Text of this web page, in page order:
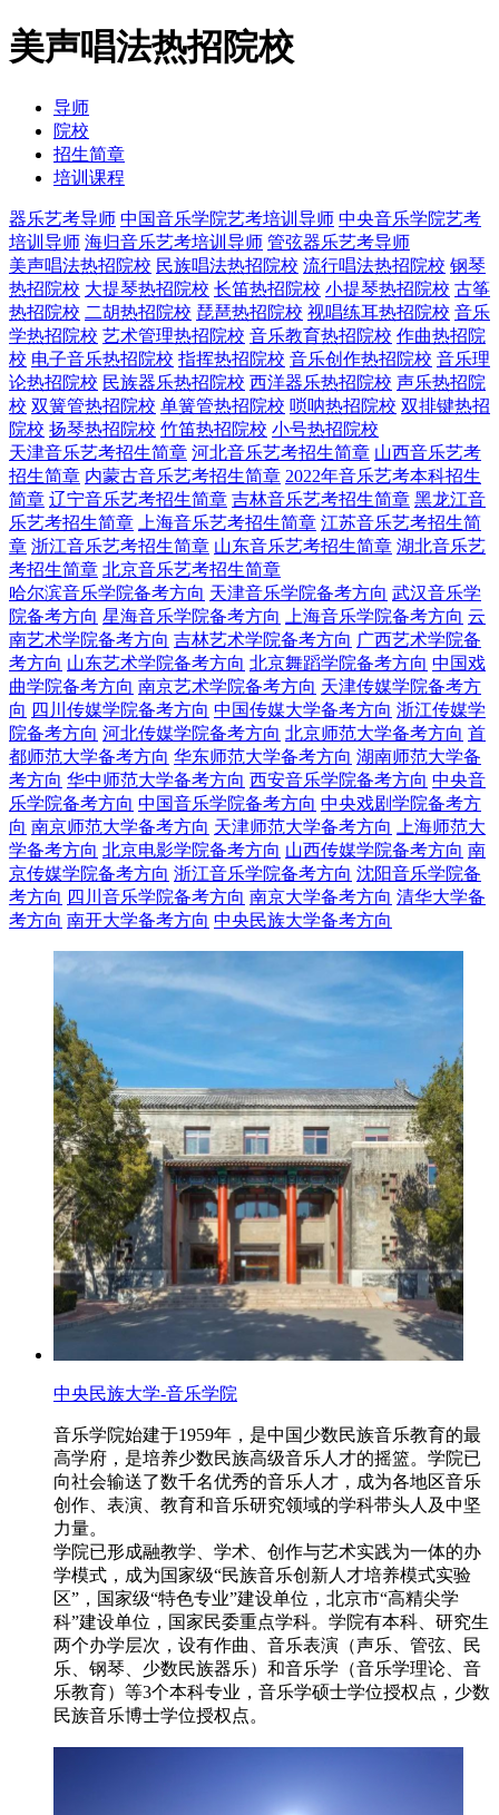
美声唱法热招院校
导师
院校
招生简章
培训课程
器乐艺考导师 中国音乐学院艺考培训导师 中央音乐学院艺考
培训导师 海归音乐艺考培训导师 管弦器乐艺考导师
美声唱法热招院校 民族唱法热招院校 流行唱法热招院校 钢琴
热招院校 大提琴热招院校 长笛热招院校 小提琴热招院校 古筝
热招院校 二胡热招院校 琵琶热招院校 视唱练耳热招院校 音乐
学热招院校 艺术管理热招院校 音乐教育热招院校 作曲热招院
校 电子音乐热招院校 指挥热招院校 音乐创作热招院校 音乐理
论热招院校 民族器乐热招院校 西洋器乐热招院校 声乐热招院
校 双簧管热招院校 单簧管热招院校 唢呐热招院校 双排键热招
院校 扬琴热招院校 竹笛热招院校 小号热招院校
天津音乐艺考招生简章 河北音乐艺考招生简章 山西音乐艺考
招生简章 内蒙古音乐艺考招生简章 2022年音乐艺考本科招生
简章 辽宁音乐艺考招生简章 吉林音乐艺考招生简章 黑龙江音
乐艺考招生简章
上海音乐艺考招生简章 江苏音乐艺考招生简
章 浙江音乐艺考招生简章 山东音乐艺考招生简章 湖北音乐艺
考招生简章 北京音乐艺考招生简章
哈尔滨音乐学院备考方向 天津音乐学院备考方向 武汉音乐学
院备考方向 星海音乐学院备考方向 上海音乐学院备考方向 云
南艺术学院备考方向 吉林艺术学院备考方向 广西艺术学院备
考方向 山东艺术学院备考方向 北京舞蹈学院备考方向 中国戏
曲学院备考方向 南京艺术学院备考方向 天津传媒学院备考方
向 四川传媒学院备考方向 中国传媒大学备考方向 浙江传媒学
院备考方向 河北传媒学院备考方向 北京师范大学备考方向 首
都师范大学备考方向 华东师范大学备考方向 湖南师范大学备
考方向 华中师范大学备考方向 西安音乐学院备考方向 中央音
乐学院备考方向 中国音乐学院备考方向 中央戏剧学院备考方
向 南京师范大学备考方向 天津师范大学备考方向
上海师范大
学备考方向 北京电影学院备考方向 山西传媒学院备考方向 南
京传媒学院备考方向 浙江音乐学院备考方向 沈阳音乐学院备
考方向 四川音乐学院备考方向 南京大学备考方向 清华大学备
考方向 南开大学备考方向 中央民族大学备考方向
中央民族大学-音乐学院
音乐学院始建于1959年，是中国少数民族音乐教育的最
高学府，是培养少数民族高级音乐人才的摇篮。学院已
向社会输送了数千名优秀的音乐人才，成为各地区音乐
创作、表演、教育和音乐研究领域的学科带头人及中坚
力量。
学院已形成融教学、学术、创作与艺术实践为一体的办
学模式，成为国家级“民族音乐创新人才培养模式实验
区”，国家级“特色专业”建设单位，北京市“高精尖学
科”建设单位，国家民委重点学科。学院有本科、研究生
两个办学层次，设有作曲、音乐表演（声乐、管弦、民
乐、钢琴、少数民族器乐）和音乐学（音乐学理论、音
乐教育）等3个本科专业，音乐学硕士学位授权点，少数
民族音乐博士学位授权点。